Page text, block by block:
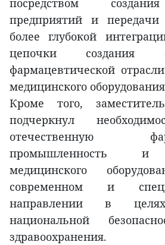
посредством
предприятий и передачи
более глубокой
цепочки создания
фармацевтической
медицинского
Кроме того,
подчеркнул
отечественную
промышленность и
медицинского
современном и
направлении в
национальной
здравоохранения.